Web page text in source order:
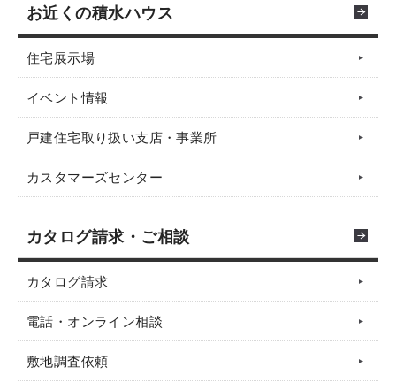
お近くの積水ハウス
住宅展示場
イベント情報
戸建住宅取り扱い支店・事業所
カスタマーズセンター
カタログ請求・ご相談
カタログ請求
電話・オンライン相談
敷地調査依頼